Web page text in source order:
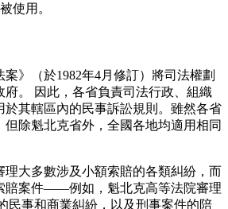
使用。
案》（於1982年4月修訂）將司法權劃
府。 因此，各省負責司法行政、組織
於其轄區內的民事訴訟規則。雖然各省
除魁北克省外，全國各地均適用相同
理大多數涉及小額索賠的各類糾紛，而
賠案件——例如，魁北克高等法院審理
民事和商業糾紛，以及刑事案件的陪